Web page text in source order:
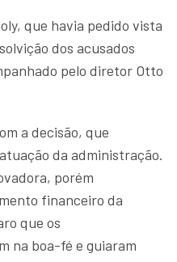
que havia pedido vista
dos acusados
pelo diretor Otto
a decisão, que
da administração.
porém
financeiro da
que os
na boa-fé e guiaram